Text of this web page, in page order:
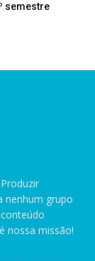
semestre
nenhum grupo
nossa missão!